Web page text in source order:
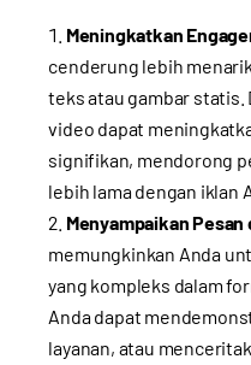
Meningkatkan
cenderung lebih
teks atau gambar statis.
video dapat
signifikan, mendorong
lebih lama dengan iklan
Menyampaikan
memungkinkan Anda
yang kompleks dalam
Anda dapat
layanan, atau